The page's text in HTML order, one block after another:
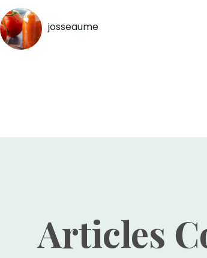
josseaume
Articles